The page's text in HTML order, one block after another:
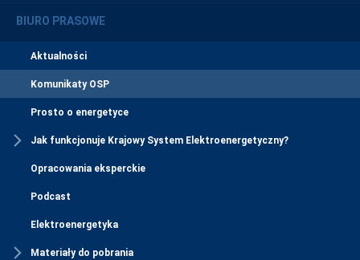
BIURO PRASOWE
Aktualności
Komunikaty OSP
Prosto o energetyce
Jak funkcjonuje Krajowy System Elektroenergetyczny?
Opracowania eksperckie
Podcast
Elektroenergetyka
Materiały do pobrania